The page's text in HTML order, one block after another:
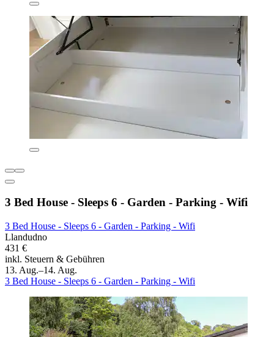
3 Bed House - Sleeps 6 - Garden - Parking - Wifi
3 Bed House - Sleeps 6 - Garden - Parking - Wifi
Llandudno
431 €
inkl. Steuern & Gebühren
13. Aug.–14. Aug.
3 Bed House - Sleeps 6 - Garden - Parking - Wifi